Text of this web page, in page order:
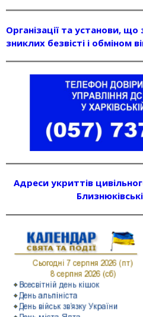
Організації та установи,
зниклих безвісті і обміном
Адреси укриттів